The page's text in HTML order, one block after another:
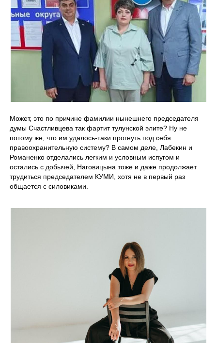
Может, это по причине фамилии нынешнего председателя
думы Счастливцева так фартит тулунской элите? Ну не
потому же, что им удалось-таки прогнуть под себя
правоохранительную систему? В самом деле, Лабекин и
Романенко отделались легким и условным испугом и
остались с добычей, Наговицына тоже и даже продолжает
трудиться председателем КУМИ, хотя не в первый раз
общается с силовиками.